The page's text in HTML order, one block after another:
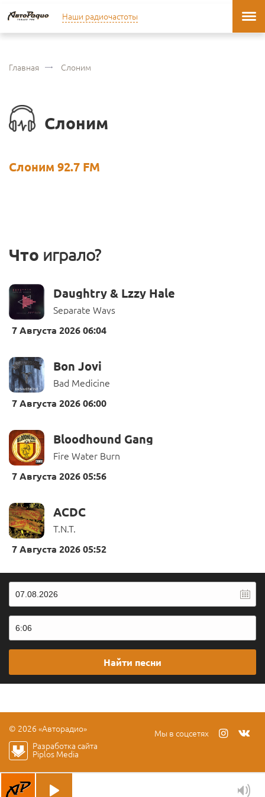
Наши радиочастоты
Главная Слоним
Слоним
Слоним 92.7 FM
Что играло?
Daughtry & Lzzy Hale
Separate Ways
7 Августа 2026 06:04
Bon Jovi
Bad Medicine
7 Августа 2026 06:00
Bloodhound Gang
Fire Water Burn
7 Августа 2026 05:56
ACDC
T.N.T.
7 Августа 2026 05:52
Найти песни
© 2026 «Авторадио»
Мы в соцсетях
Разработка сайта
Piplos Media